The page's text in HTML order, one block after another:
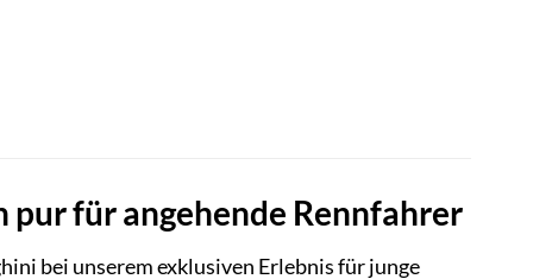
für angehende Rennfahrer
bei unserem exklusiven Erlebnis für junge